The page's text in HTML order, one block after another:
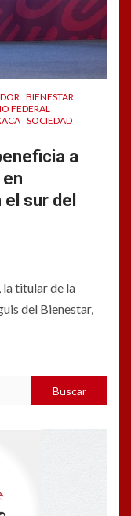
BIENESTAR
FEDERAL
SOCIEDAD
a
sur del
la titular de la
del Bienestar,